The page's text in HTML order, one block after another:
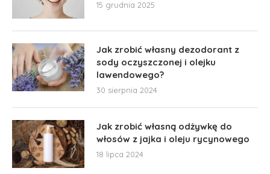
15 grudnia 2025
Jak zrobić własny dezodorant z
sody oczyszczonej i olejku
lawendowego?
30 sierpnia 2024
Jak zrobić własną odżywkę do
włosów z jajka i oleju rycynowego
18 lipca 2024